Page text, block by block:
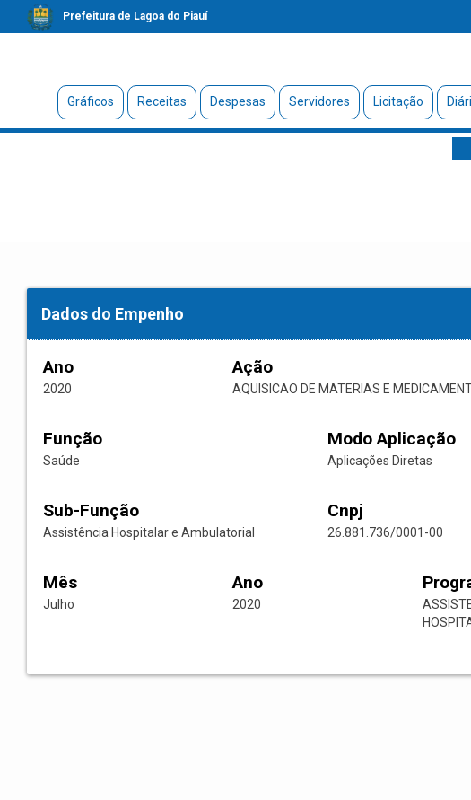
Prefeitura de Lagoa do Piauí
Gráficos Receitas Despesas Servidores Licitação
Dados do Empenho
Ano
2020
Ação
AQUISICAO DE MATERIAS E
Função
Saúde
Modo Aplicação
Aplicações Diretas
Sub-Função
Assistência Hospitalar e Ambulatorial
Cnpj
26.881.736/0001-00
Mês
Julho
Ano
2020